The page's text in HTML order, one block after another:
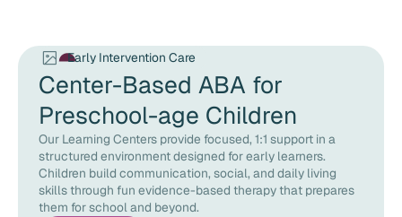
Early Intervention Care
Center-Based ABA for
Preschool-age Children
Our Learning Centers provide focused, 1:1 support in a
structured environment designed for early learners.
Children build communication, social, and daily living
skills through fun evidence-based therapy that prepares
them for school and beyond.